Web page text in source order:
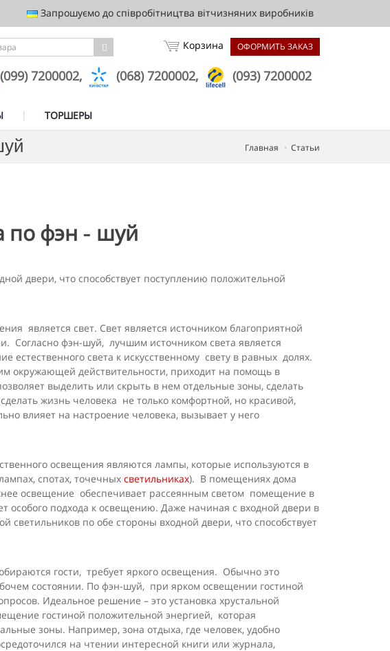
Запрошуємо до співробітництва вітчизняних виробників
ОФОРМИТЬ ЗАКАЗ
Корзина
(099) 7200002, (068) 7200002, (093) 7200002
ТОРШЕРЫ
Главная Статьи
по фэн - шуй
двери, что способствует поступлению положительной
является свет. Свет является источником благоприятной
Согласно фэн-шуй, лучшим источником света является
света к искусственному свету в равных долях.
окружающей действительности, приходит на помощь в
выделить или скрыть в нем отдельные зоны, сделать
жизнь человека не только комфортной, но красивой,
влияет на настроение человека, вызывает у него
освещения являются лампы, которые используются в
спотах, точечных светильниках). В помещениях дома
освещение обеспечивает рассеянным светом помещение в
подхода к освещению. Даже начиная с входной двери в
по обе стороны входной двери, что способствует
гости, требует яркого освещения. Обычно это
состоянии. По фэн-шуй, при ярком освещении гостиной
Идеальное решение – это установка хрустальной
гостиной положительной энергией, которая
зоны. Например, зона отдыха, где человек, удобно
на чтении интересной книги или журнала,